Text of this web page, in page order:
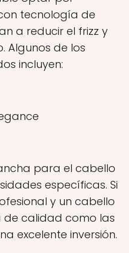
tecnología de
a reducir el frizz y
Algunos de los
incluyen:
para el cabello
específicas. Si
y un cabello
calidad como las
excelente inversión.